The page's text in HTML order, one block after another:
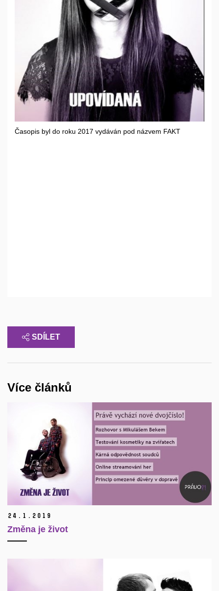
Časopis byl do roku 2017 vydáván pod názvem FAKT
SDÍLET
Více článků
24. 1. 2019
Změna je život